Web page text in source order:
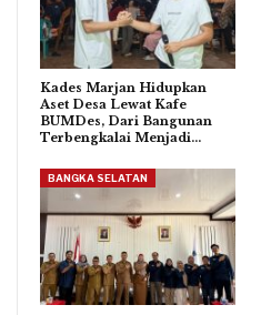
Kades Marjan Hidupkan
Aset Desa Lewat Kafe
BUMDes, Dari Bangunan
Terbengkalai Menjadi…
BANGKA SELATAN